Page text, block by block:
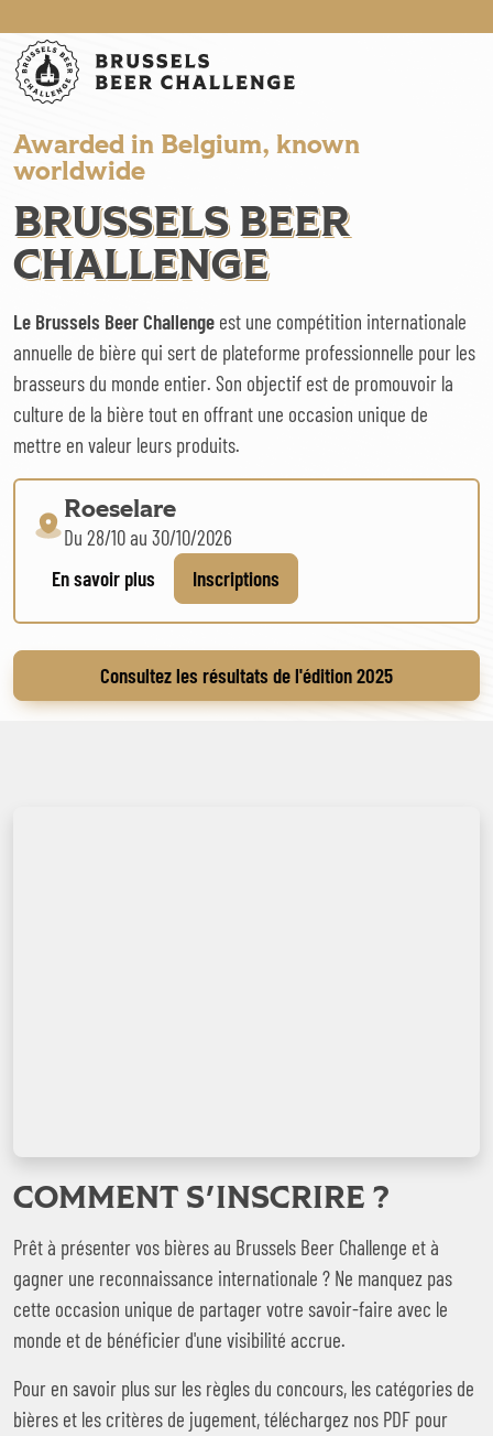
Awarded in Belgium, known
worldwide
BRUSSELS BEER
CHALLENGE
Le Brussels Beer Challenge est une compétition internationale
annuelle de bière qui sert de plateforme professionnelle pour les
brasseurs du monde entier. Son objectif est de promouvoir la
culture de la bière tout en offrant une occasion unique de
mettre en valeur leurs produits.
Roeselare
Du 28/10 au 30/10/2026
En savoir plus
Inscriptions
Consultez les résultats de l'édition 2025
COMMENT S'INSCRIRE ?
Prêt à présenter vos bières au Brussels Beer Challenge et à
gagner une reconnaissance internationale ? Ne manquez pas
cette occasion unique de partager votre savoir-faire avec le
monde et de bénéficier d'une visibilité accrue.
Pour en savoir plus sur les règles du concours, les catégories de
bières et les critères de jugement, téléchargez nos PDF pour